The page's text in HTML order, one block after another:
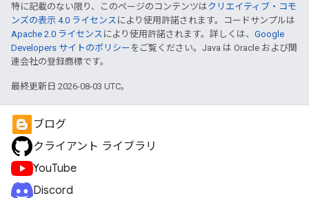
特に記載のない限り、このページのコンテンツはクリエイティブ・コモ
ンズの表示 4.0 ライセンス により使用許諾されます。コードサンプルは
Apache 2.0 ライセンス により使用許諾されます。詳しくは、 Google
Developers サイトのポリシー をご覧ください。Java は Oracle および関
連会社の登録商標です。
最終更新日 2026-08-03 UTC。
ブログ
クライアント ライブラリ
YouTube
Discord